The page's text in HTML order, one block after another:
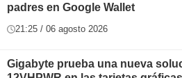
padres en Google Wallet
21:25 / 06 agosto 2026
Gigabyte prueba una nueva